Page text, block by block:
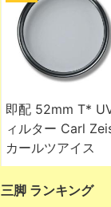
三脚 ランキング